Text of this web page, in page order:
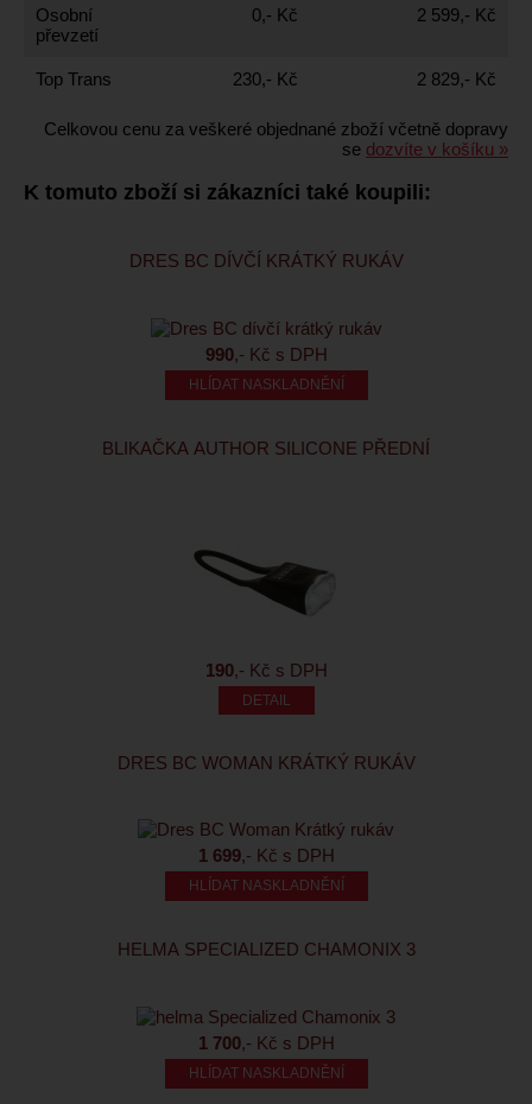
Osobní
převzetí
0,- Kč 2 599,- Kč
Top Trans 230,- Kč 2 829,- Kč
Celkovou cenu za veškeré objednané zboží včetně dopravy
se dozvíte v košíku »
K tomuto zboží si zákazníci také koupili:
DRES BC DÍVČÍ KRÁTKÝ RUKÁV
990,- Kč s DPH
HLÍDAT NASKLADNĚNÍ
BLIKAČKA AUTHOR SILICONE PŘEDNÍ
190,- Kč s DPH
DRES BC WOMAN KRÁTKÝ RUKÁV
1 699,- Kč s DPH
HLÍDAT NASKLADNĚNÍ
HELMA SPECIALIZED CHAMONIX 3
1 700,- Kč s DPH
HLÍDAT NASKLADNĚNÍ